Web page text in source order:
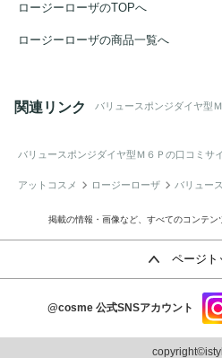
ロージーローザのTOPへ
ロージーローザの商品一覧へ
関連リンク バリュースポンジダイヤ型
バリュースポンジダイヤ型Ｍ６Ｐ の口コミサ
アットコスメ ロージーローザ バリュー
掲載の情報・画像など、すべてのコンテン
ページト
@cosme 公式SNSアカウント